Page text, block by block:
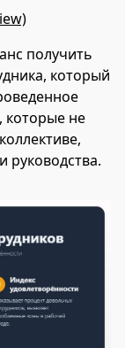
получить
который
не
руководства.